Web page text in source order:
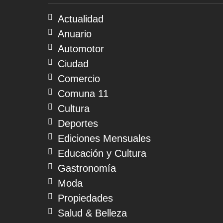
Actualidad
Anuario
Automotor
Ciudad
Comercio
Comuna 11
Cultura
Deportes
Ediciones Mensuales
Educación y Cultura
Gastronomía
Moda
Propiedades
Salud & Belleza
07